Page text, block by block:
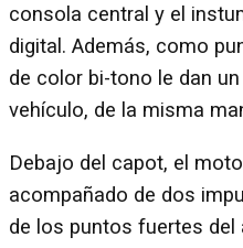
consola central y el
digital. Además, como
de color bi-tono le dan
vehículo, de la misma
Debajo del capot, el
acompañado de dos
de los puntos fuertes